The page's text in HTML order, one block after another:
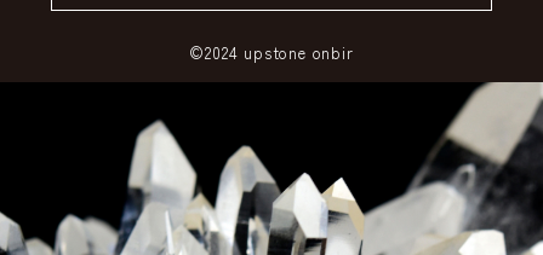
©2024 upstone onbir